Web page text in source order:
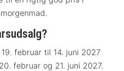
februar til 14. juni 2027
februar og 21. juni 2027.